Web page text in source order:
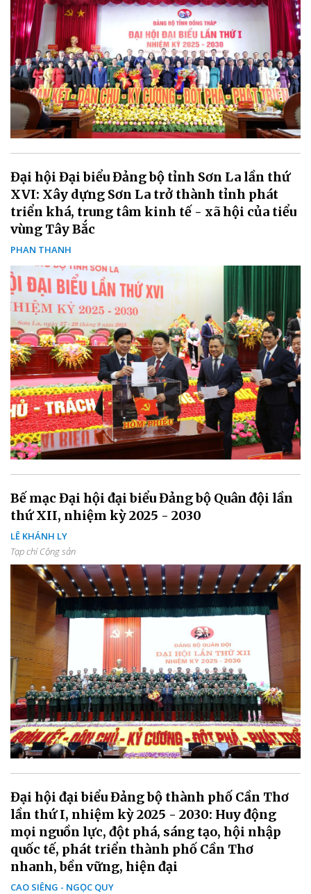
Đại hội Đại biểu Đảng bộ tỉnh Sơn La lần thứ
XVI: Xây dựng Sơn La trở thành tỉnh phát
triển khá, trung tâm kinh tế - xã hội của tiểu
vùng Tây Bắc
PHAN THANH
Bế mạc Đại hội đại biểu Đảng bộ Quân đội lần
thứ XII, nhiệm kỳ 2025 - 2030
LÊ KHÁNH LY
Tạp chí Cộng sản
Đại hội đại biểu Đảng bộ thành phố Cần Thơ
lần thứ I, nhiệm kỳ 2025 - 2030: Huy động
mọi nguồn lực, đột phá, sáng tạo, hội nhập
quốc tế, phát triển thành phố Cần Thơ
nhanh, bền vững, hiện đại
CAO SIÊNG - NGỌC QUY